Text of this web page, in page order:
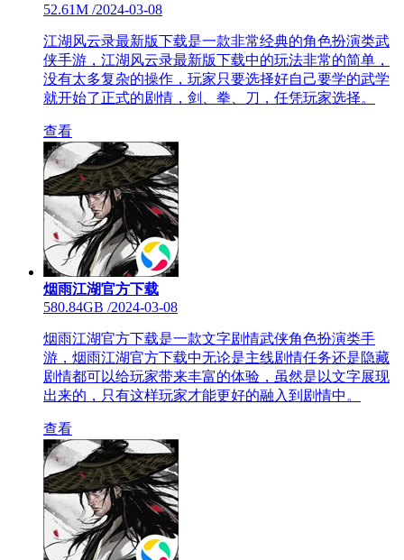
52.61M /2024-03-08
江湖风云录最新版下载是一款非常经典的角色扮演类武
侠手游，江湖风云录最新版下载中的玩法非常的简单，
没有太多复杂的操作，玩家只要选择好自己要学的武学
就开始了正式的剧情，剑、拳、刀，任凭玩家选择。
查看
烟雨江湖官方下载
580.84GB /2024-03-08
烟雨江湖官方下载是一款文字剧情武侠角色扮演类手
游，烟雨江湖官方下载中无论是主线剧情任务还是隐藏
剧情都可以给玩家带来丰富的体验，虽然是以文字展现
出来的，只有这样玩家才能更好的融入到剧情中。
查看